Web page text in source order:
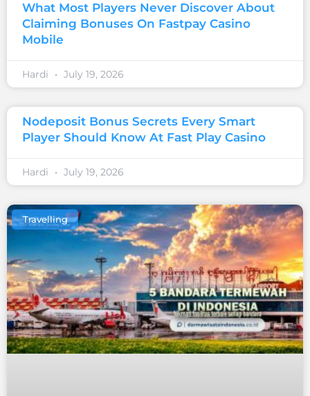
What Most Players Never Discover About
Claiming Bonuses On Fastpay Casino
Mobile
Hardi July 19, 2026
Nodeposit Bonus Secrets Every Smart
Player Should Know At Fast Play Casino
Hardi July 19, 2026
Travelling